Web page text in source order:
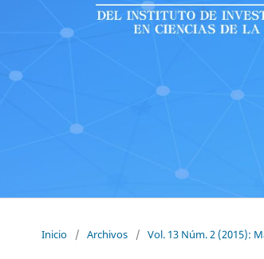
Inicio / Archivos / Vol. 13 Núm. 2 (2015):